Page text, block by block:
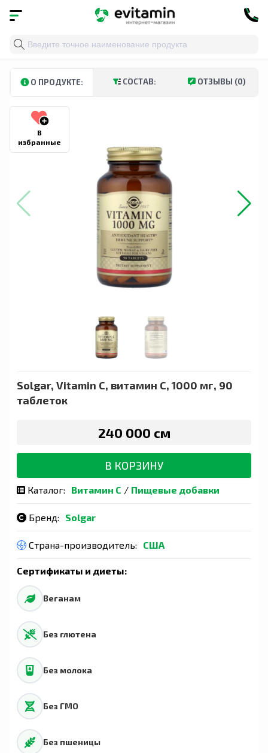
Главная Витамины и минералы
О ПРОДУКТЕ: СОСТАВ: ОТЗЫВЫ (0)
В
избранные
Solgar, Vitamin C, витамин C, 1000 мг, 90
таблеток
240 000 сӯм
В КОРЗИНУ
Каталог: Витамин С / Пищевые добавки
Бренд: Solgar
Страна-производитель: США
Сертификаты и диеты:
Веганам
Без глютена
Без молока
Без ГМО
Без пшеницы